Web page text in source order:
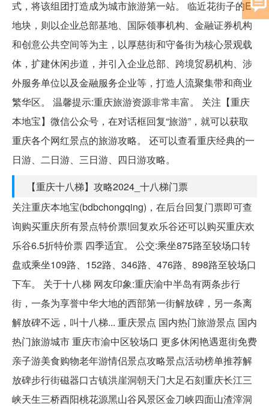
式，将该组团打造成为城市旅游第一站。 临近花街子的E
地块，则以企业总部基地、国际领事机构、金融证券机构
和创意公共空间等为主，以厚慈街和守备街为核心景观载
体，扩建休闲步道，并引入企业总部、跨境贸易机构、涉
外服务单位以及金融服务企业等，打造人流聚集带和商业
繁华区。 温馨提示:重庆旅游资源非常丰富。 关注【重庆
本地宝】微信公众号，在对话框回复“旅游”，就可以获取
重庆各个网红景点的旅游攻略。 还可以查看重庆经典的一
日游、二日游、三日游、四日游攻略。
【重庆十八梯】攻略2024_十八梯门票
关注重庆本地宝(bdbchongqing)，在后台回复门票即可查
询购买重庆所有景点特价票!回复欢乐谷还可以购买重庆欢
乐谷6.5折特价票 四季适宜。 公交:乘坐875路至较场口转
盘或乘坐109路、152路、346路、476路、898路至较场口
下车。 关于十八梯 网友印象:重庆渝中半岛有两条步行
街，一条为享誉中华大地的西部第一街解放碑，另一条离
解放碑不远，叫十八梯... 重庆景点 国内热门旅游景点 国内
热门旅游城市 重庆市渝中区较场口 更多休闲艳遇逛街免费
亲子游美食购物老年游情侣景点攻略景点活动榜单推荐解
放碑步行街磁器口古镇洪崖洞朝天门大足石刻重庆长江三
峡天生三桥酉阳桃花源黑山谷风景区金刀峡四面山渣滓洞